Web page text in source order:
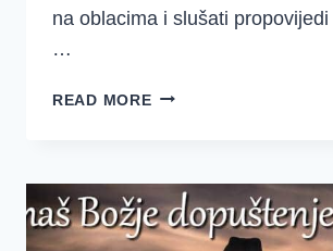
na oblacima i slušati
…
READ MOREPOZVANA
ZABAVU!